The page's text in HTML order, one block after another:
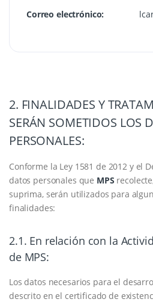
Correo electrónico:
2. FINALIDADES Y
SERÁN SOMETIDOS LOS
PERSONALES:
Conforme la Ley 1581 de 2012 y el
datos personales que MPS
suprima, serán utilizados para
finalidades:
2.1. En relación con la
de MPS:
Los datos necesarios para el
descrito en el certificado de